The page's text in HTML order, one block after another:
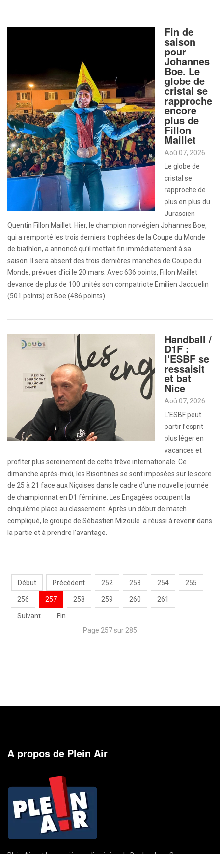
Fin de
saison
pour
Johannes
Boe. Le
globe de
cristal se
rapproche
encore
plus de
Fillon
Maillet
Aoû 07, 2026
Le globe de
cristal se
rapproche de
plus en plus du
Jurassien
Quentin Fillon Maillet. Hier, le champion norvégien Johannes Boe,
qui a remporté les trois derniers trophées de la Coupe du Monde
de biathlon, a annoncé qu’il mettait fin immédiatement à sa
saison. Il sera absent des trois dernières manches de Coupe du
Monde, prévues d’ici le 20 mars. Avec 636 points, Fillon Maillet
devance de plus de 100 unités son compatriote Emilien Jacquelin
(501 points) et Boe (486 points).
Handball /
D1F :
l'ESBF se
ressaisit
et bat
Nice
Aoû 07, 2026
L’ESBF peut
partir l’esprit
plus léger en
vacances et
profiter plus sereinement de cette trêve internationale. Ce
dimanche après-midi, les Bisontines se sont imposées sur le score
de 25 à 21 face aux Niçoises dans le cadre d’une nouvelle journée
de championnat en D1 féminine. Les Engagées occupent la
cinquième place au classement. Après un début de match
compliqué, le groupe de Sébastien Mizoule a réussi à revenir dans
la partie et à prendre l’avantage.
Début Précédent 252 253 254 255
256 257 258 259 260 261
Suivant
Fin
Page 257 sur 285
A propos de Plein Air